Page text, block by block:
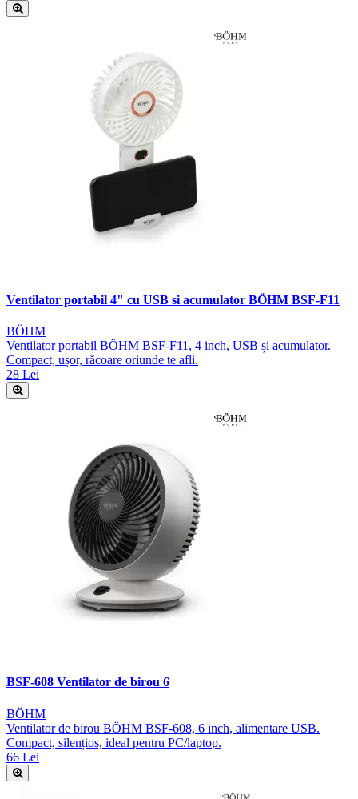
Ventilator portabil 4" cu USB si acumulator BÖHM BSF-F11
BÖHM
Ventilator portabil BÖHM BSF-F11, 4 inch, USB și acumulator.
Compact, ușor, răcoare oriunde te afli.
28 Lei
BSF-608 Ventilator de birou 6
BÖHM
Ventilator de birou BÖHM BSF-608, 6 inch, alimentare USB.
Compact, silențios, ideal pentru PC/laptop.
66 Lei